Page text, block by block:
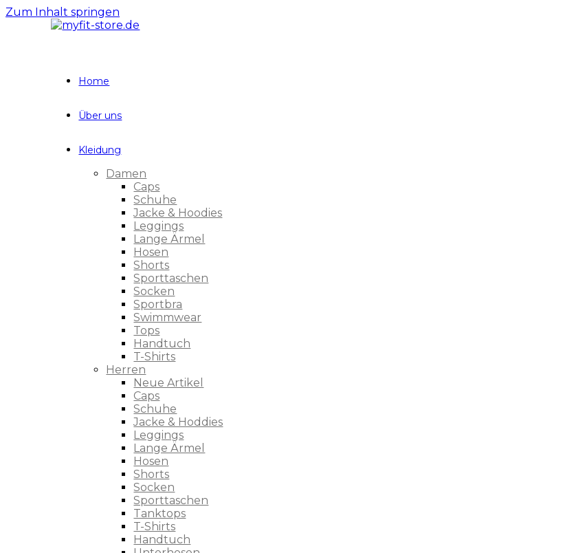
Zum Inhalt springen
Home
Über uns
Kleidung
Damen
Caps
Schuhe
Jacke & Hoodies
Leggings
Lange Ärmel
Hosen
Shorts
Sporttaschen
Socken
Sportbra
Swimmwear
Tops
Handtuch
T-Shirts
Herren
Neue Artikel
Caps
Schuhe
Jacke & Hoddies
Leggings
Lange Ärmel
Hosen
Shorts
Socken
Sporttaschen
Tanktops
T-Shirts
Handtuch